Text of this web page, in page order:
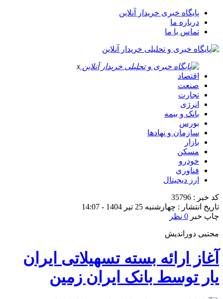
پایگاه خبری خریدار آنلاین
درباره ما
تماس با ما
x
اقتصاد
صنعت
تجارت
انرژی
بانک و بیمه
بورس
سازمان و نهادها
بازار
مسکن
خودرو
فناوری
ارز دیجیتال
کد خبر : 35796
تاریخ انتشار : چهارشنبه 25 تیر 1404 - 14:07
چاپ خبر 0 نظر
مجتبی دوراندیش
آغاز ارائه بسته تسهیلاتی ایران
یار توسط بانک ایران زمین